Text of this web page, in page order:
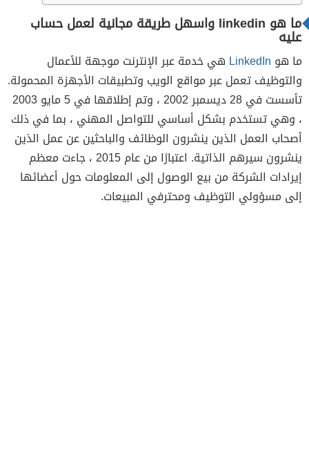
ما هو linkedin واسهل طريقة مجانية لعمل حساب
عليه
ما هو LinkedIn هي خدمة عبر الإنترنت موجهة للأعمال
والتوظيف تعمل عبر مواقع الويب وتطبيقات الأجهزة المحمولة.
تأسست في 28 ديسمبر 2002 ، وتم إطلاقها في 5 مايو 2003
، وهي تستخدم بشكل أساسي للتواصل المهني ، بما في ذلك
أصحاب العمل الذين ينشرون الوظائف والباحثين عن عمل الذين
ينشرون سيرهم الذاتية. اعتبارًا من عام 2015 ، جاءت معظم
إيرادات الشركة من بيع الوصول إلى المعلومات حول أعضائها
إلى مسؤولي التوظيف ومحترفي المبيعات.